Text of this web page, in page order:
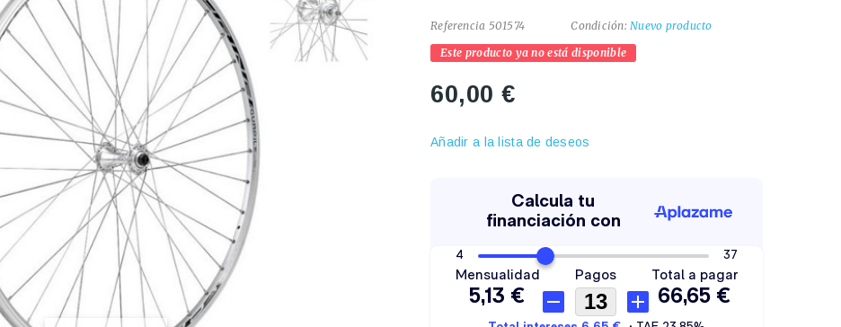
Referencia 501574 Condición: Nuevo producto
Este producto ya no está disponible
60,00 €
Añadir a la lista de deseos